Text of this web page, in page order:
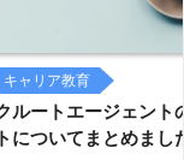
キャリア教育
ルートエージェント
についてまとめまし